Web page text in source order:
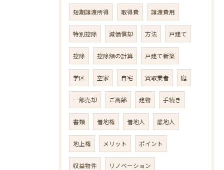
短期譲渡所得 取得費 譲渡費用
特別控除 減価償却 方法 戸建て
控除 控除額の計算 戸建て新築
学区 空家 自宅 買取業者 庭
一部売却 ご高齢 建物 手続き
書類 借地権 借地人 底地人
地上権 メリット ポイント
収益物件 リノベーション